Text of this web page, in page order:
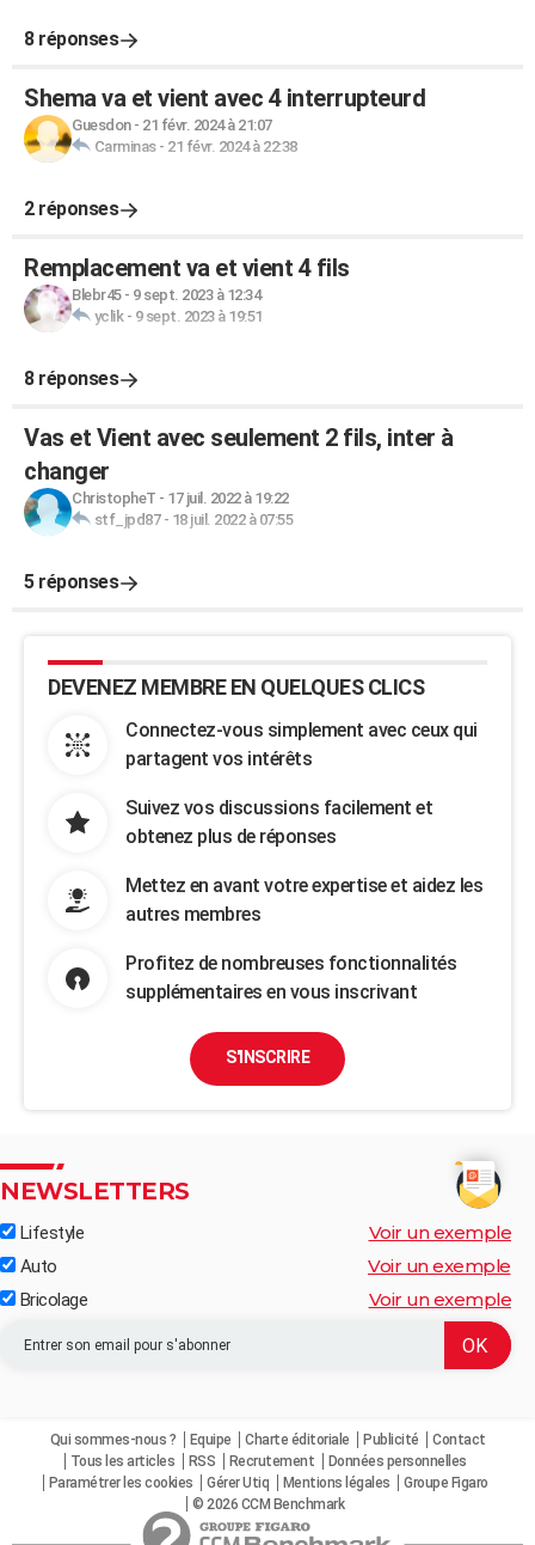
8 réponses
Shema va et vient avec 4 interrupteurd
Guesdon- 21 févr. 2024 à 21:07
Carminas- 21 févr. 2024 à 22:38
2 réponses
Remplacement va et vient 4 fils
Blebr45- 9 sept. 2023 à 12:34
yclik- 9 sept. 2023 à 19:51
8 réponses
Vas et Vient avec seulement 2 fils, inter à
changer
ChristopheT - 17 juil. 2022 à 19:22
stf_jpd87- 18 juil. 2022 à 07:55
5 réponses
DEVENEZ MEMBRE EN QUELQUES CLICS
Connectez-vous simplement avec ceux qui
partagent vos intérêts
Suivez vos discussions facilement et
obtenez plus de réponses
Mettez en avant votre expertise et aidez les
autres membres
Profitez de nombreuses fonctionnalités
supplémentaires en vous inscrivant
S'INSCRIRE
NEWSLETTERS
Lifestyle Voir un exemple
Auto Voir un exemple
Bricolage Voir un exemple
Qui sommes-nous ? Equipe Charte éditoriale Publicité
Contact
Tous les articles
RSS Recrutement
Données personnelles
Paramétrer les cookies
Gérer Utiq Mentions légales
Groupe Figaro
© 2026 CCM Benchmark